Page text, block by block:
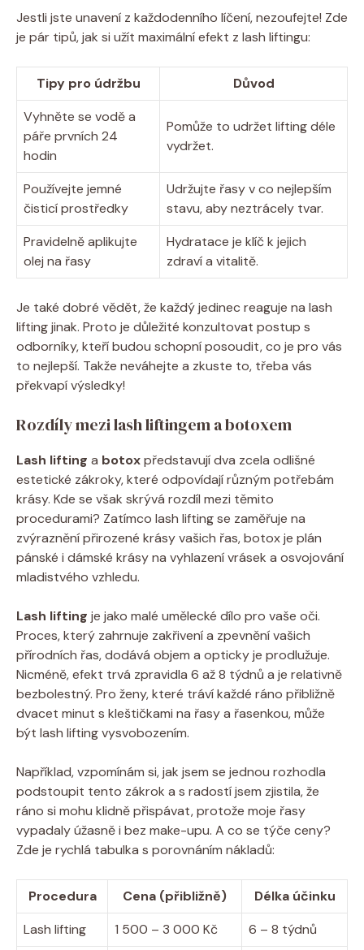
Jestli jste unavení z každodenního líčení, nezoufejte! Zde
je pár tipů, jak si užít maximální efekt z lash liftingu:
Tipy pro údržbu
Důvod
Vyhněte se vodě a
páře prvních 24
hodin
Pomůže to udržet lifting déle
vydržet.
Používejte jemné
čisticí prostředky
Udržujte řasy v co nejlepším
stavu, aby neztrácely tvar.
Pravidelně aplikujte
olej na řasy
Hydratace je klíč k jejich
zdraví a vitalitě.
Je také dobré vědět, že každý jedinec reaguje na lash
lifting jinak. Proto je důležité konzultovat postup s
odborníky, kteří budou schopní posoudit, co je pro vás
to nejlepší. Takže neváhejte a zkuste to, třeba vás
překvapí výsledky!
Rozdíly mezi lash liftingem a botoxem
Lash lifting a botoxpředstavují dva zcela odlišné
estetické zákroky, které odpovídají různým potřebám
krásy. Kde se však skrývá rozdíl mezi těmito
procedurami? Zatímco lash lifting se zaměřuje na
zvýraznění přirozené krásy vašich řas, botox je plán
pánské i dámské krásy na vyhlazení vrásek a osvojování
mladistvého vzhledu.
Lash lifting je jako malé umělecké dílo pro vaše oči.
Proces, který zahrnuje zakřivení a zpevnění vašich
přírodních řas, dodává objem a opticky je prodlužuje.
Nicméně, efekt trvá zpravidla 6 až 8 týdnů a je relativně
bezbolestný. Pro ženy, které tráví každé ráno přibližně
dvacet minut s kleštičkami na řasy a řasenkou, může
být lash lifting vysvobozením.
Například, vzpomínám si, jak jsem se jednou rozhodla
podstoupit tento zákrok a s radostí jsem zjistila, že
ráno si mohu klidně přispávat, protože moje řasy
vypadaly úžasně i bez make-upu. A co se týče ceny?
Zde je rychlá tabulka s porovnáním nákladů:
Procedura Cena (přibližně)
Délka účinku
Lash lifting
1 500 – 3 000 Kč
6 – 8 týdnů